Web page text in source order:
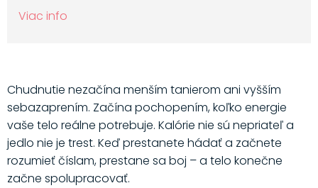
Viac info
Chudnutie nezačína menším tanierom ani vyšším
sebazaprením. Začína pochopením, koľko energie
vaše telo reálne potrebuje. Kalórie nie sú nepriateľ a
jedlo nie je trest. Keď prestanete hádať a začnete
rozumieť číslam, prestane sa boj – a telo konečne
začne spolupracovať.